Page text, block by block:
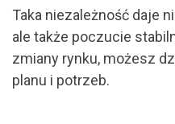
Taka niezależność daje
ale także poczucie
zmiany rynku, możesz
planu i potrzeb.